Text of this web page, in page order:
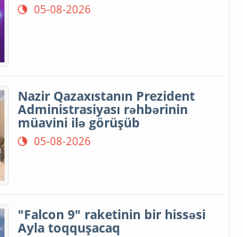
05-08-2026
Nazir Qazaxıstanın Prezident
Administrasiyası rəhbərinin
müavini ilə görüşüb
05-08-2026
"Falcon 9" raketinin bir hissəsi
Ayla toqquşacaq